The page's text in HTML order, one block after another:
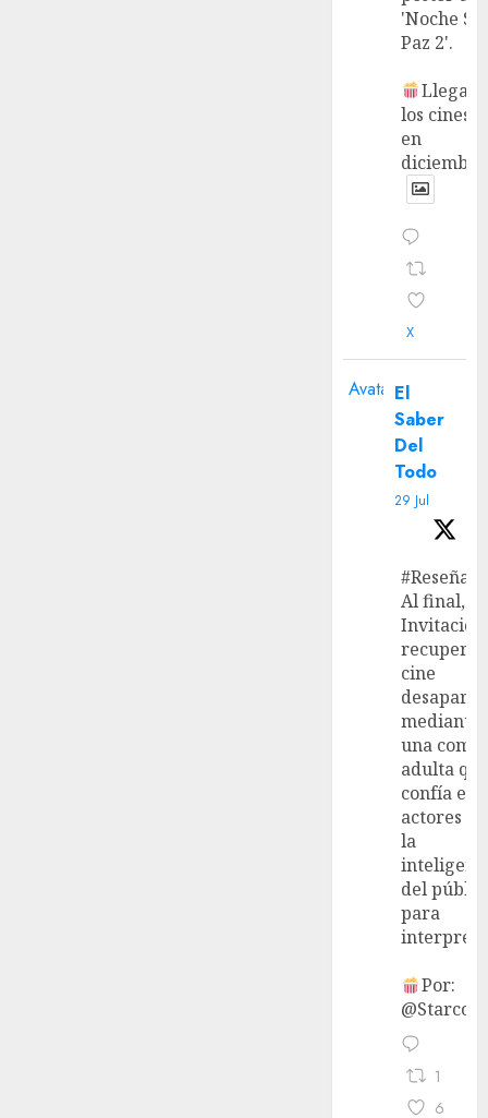
'Noche
Paz 2'.
Llega a
los cines
en
X
Avatar El
Saber
Del
Todo
29 Jul
#Reseña
Al final,
recupera
cine
mediante
una
adulta
confía en
actores y
la
del
para
Por:
1
6